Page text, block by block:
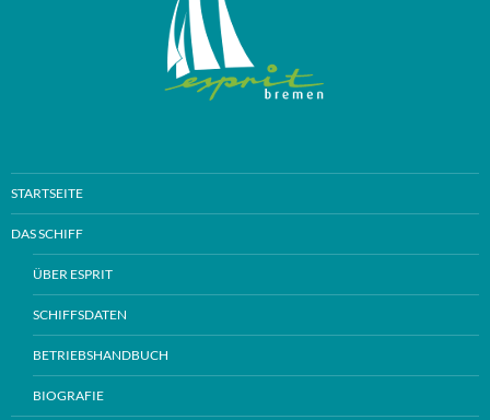
STARTSEITE
DAS SCHIFF
ÜBER ESPRIT
SCHIFFSDATEN
BETRIEBSHANDBUCH
BIOGRAFIE